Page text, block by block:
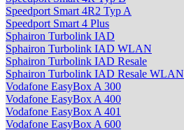
Speedport Smart 4R2 Typ A
Speedport Smart 4 Plus
Sphairon Turbolink IAD
Sphairon Turbolink IAD WLAN
Sphairon Turbolink IAD Resale
Sphairon Turbolink IAD Resale WLAN
Vodafone EasyBox A 300
Vodafone EasyBox A 400
Vodafone EasyBox A 401
Vodafone EasyBox A 600